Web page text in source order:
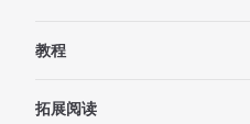
教程
拓展阅读